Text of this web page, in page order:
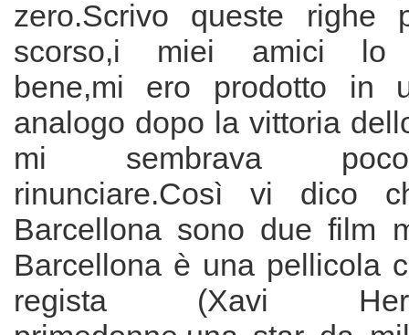
zero.Scrivo queste righe
scorso,i miei amici lo
bene,mi ero prodotto in
analogo dopo la vittoria
mi sembrava
rinunciare.Così vi dico
Barcellona sono due film
Barcellona è una pellicola
regista (Xavi